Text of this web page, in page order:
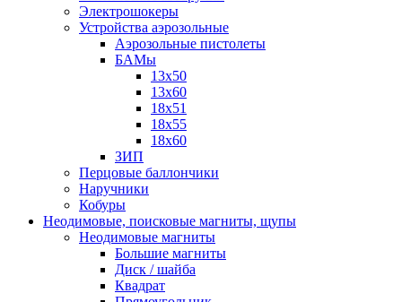
Электрошокеры
Устройства аэрозольные
Аэрозольные пистолеты
БАМы
13х50
13х60
18х51
18х55
18х60
ЗИП
Перцовые баллончики
Наручники
Кобуры
Неодимовые, поисковые магниты, щупы
Неодимовые магниты
Большие магниты
Диск / шайба
Квадрат